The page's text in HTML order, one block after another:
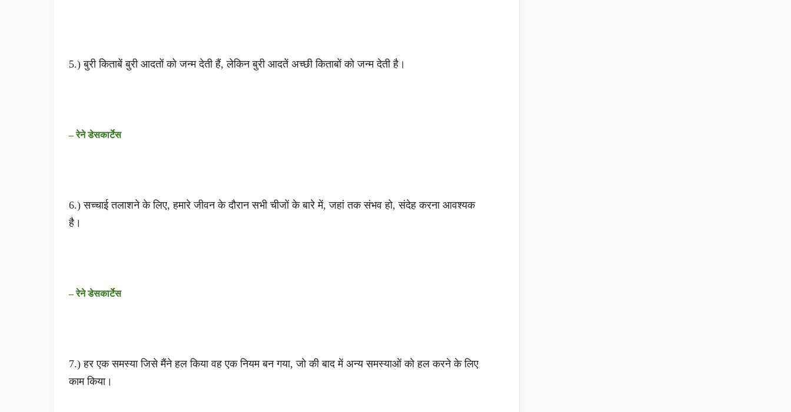
5.) बुरी किताबें बुरी आदतों को जन्म देती हैं, लेकिन बुरी आदतें अच्छी किताबों को जन्म देती है।
– रेने डेसकार्टेस
6.) सच्चाई तलाशने के लिए, हमारे जीवन के दौरान सभी चीजों के बारे में, जहां तक ​​संभव हो, संदेह करना आवश्यक
है।
– रेने डेसकार्टेस
7.) हर एक समस्या जिसे मैंने हल किया वह एक नियम बन गया, जो की बाद में अन्य समस्याओं को हल करने के लिए
काम किया।